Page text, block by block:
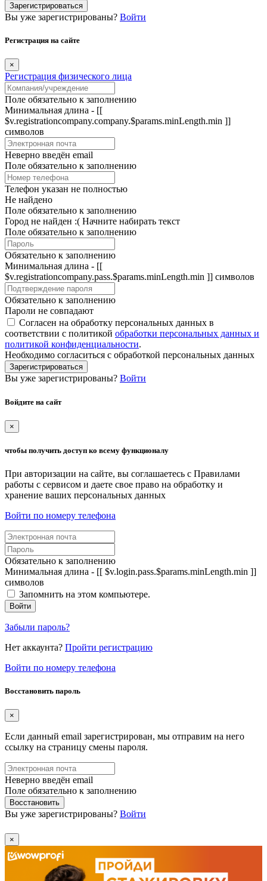
Зарегистрироваться
Вы уже зарегистрированы? Войти
Регистрация на сайте
×
Регистрация физического лица
Поле обязательно к заполнению
Минимальная длина - [[
$v.registrationcompany.company.$params.minLength.min ]]
символов
Неверно введён email
Поле обязательно к заполнению
Телефон указан не полностью
Не найдено
Поле обязательно к заполнению
Город не найден :( Начните набирать текст
Поле обязательно к заполнению
Обязательно к заполнению
Минимальная длина - [[
$v.registrationcompany.pass.$params.minLength.min ]] символов
Обязательно к заполнению
Пароли не совпадают
Согласен на обработку персональных данных в
соответствии с политикой обработки персональных данных и
политикой конфиденциальности.
Необходимо согласиться с обработкой персональных данных
Зарегистрироваться
Вы уже зарегистрированы? Войти
Войдите на сайт
×
чтобы получить доступ ко всему функционалу
При авторизации на сайте, вы соглашаетесь с Правилами
работы с сервисом и даете свое право на обработку и
хранение ваших персональных данных
Войти по номеру телефона
Обязательно к заполнению
Минимальная длина - [[ $v.login.pass.$params.minLength.min ]]
символов
Запомнить на этом компьютере.
Войти
Забыли пароль?
Нет аккаунта? Пройти регистрацию
Войти по номеру телефона
Восстановить пароль
×
Если данный email зарегистрирован, мы отправим на него
ссылку на страницу смены пароля.
Неверно введён email
Поле обязательно к заполнению
Восстановить
Вы уже зарегистрированы? Войти
×